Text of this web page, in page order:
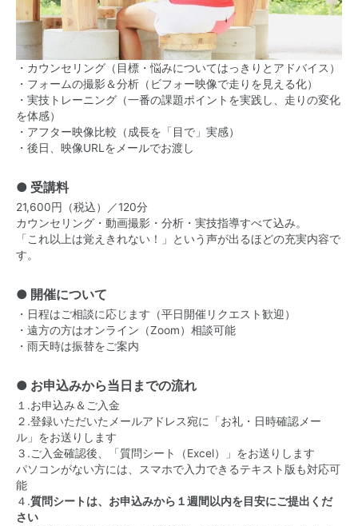
・カウンセリング（目標・悩みについてはっきりとアドバイス）
・フォームの撮影＆分析（ビフォー映像で走りを見える化）
・実技トレーニング（一番の課題ポイントを実践し、走りの変化
を体感）
・アフター映像比較（成長を「目で」実感）
・後日、映像URLをメールでお渡し
● 受講料
21,600円（税込）／120分
カウンセリング・動画撮影・分析・実技指導すべて込み。
「これ以上は覚えきれない！」という声が出るほどの充実内容で
す。
● 開催について
・日程はご相談に応じます（平日開催リクエスト歓迎）
・遠方の方はオンライン（Zoom）相談可能
・雨天時は振替をご案内
● お申込みから当日までの流れ
１.お申込み＆ご入金
２.登録いただいたメールアドレス宛に「お礼・日時確認メー
ル」をお送りします
３.ご入金確認後、「質問シート（Excel）」をお送りします
パソコンがない方には、スマホで入力できるテキスト版も対応可
能
４.質問シートは、お申込みから１週間以内を目安にご提出くだ
さい